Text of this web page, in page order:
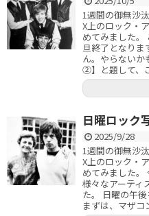
1週間の御無沙
X上のロック・
めてみました。
旦終了となりま
ん。やらないか
②】と題して、
日曜ロック
2025/9/28
1週間の御無沙
X上のロック・
めてみました。
様々なアーティ
た。 日曜の午
まずは、マザコ